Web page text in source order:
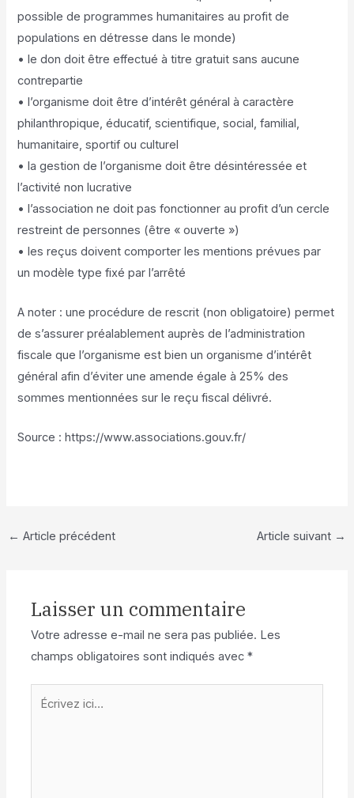
possible de programmes humanitaires au profit de
populations en détresse dans le monde)
• le don doit être effectué à titre gratuit sans aucune
contrepartie
• l’organisme doit être d’intérêt général à caractère
philanthropique, éducatif, scientifique, social, familial,
humanitaire, sportif ou culturel
• la gestion de l’organisme doit être désintéressée et
l’activité non lucrative
• l’association ne doit pas fonctionner au profit d’un cercle
restreint de personnes (être « ouverte »)
• les reçus doivent comporter les mentions prévues par
un modèle type fixé par l’arrêté
A noter : une procédure de rescrit (non obligatoire) permet
de s’assurer préalablement auprès de l’administration
fiscale que l’organisme est bien un organisme d’intérêt
général afin d’éviter une amende égale à 25% des
sommes mentionnées sur le reçu fiscal délivré.
Source : https://www.associations.gouv.fr/
← Article précédent Article suivant →
Laisser un commentaire
Votre adresse e-mail ne sera pas publiée. Les
champs obligatoires sont indiqués avec*
Écrivez